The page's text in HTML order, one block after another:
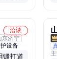
洽谈
东济宁
设备